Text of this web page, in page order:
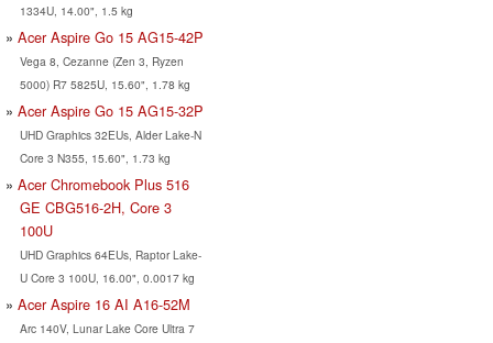
1334U, 14.00", 1.5 kg
Acer Aspire Go 15 AG15-42P
Vega 8, Cezanne (Zen 3, Ryzen
5000) R7 5825U, 15.60", 1.78 kg
Acer Aspire Go 15 AG15-32P
UHD Graphics 32EUs, Alder Lake-N
Core 3 N355, 15.60", 1.73 kg
Acer Chromebook Plus 516
GE CBG516-2H, Core 3
100U
UHD Graphics 64EUs, Raptor Lake-
U Core 3 100U, 16.00", 0.0017 kg
Acer Aspire 16 AI A16-52M
Arc 140V, Lunar Lake Core Ultra 7